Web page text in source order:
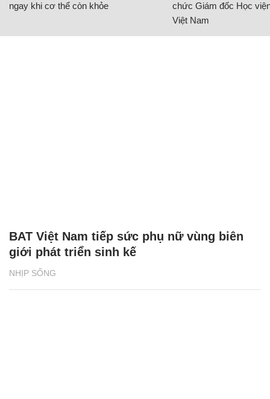
ngay khi cơ thể còn khỏe
chức Giám đốc Học
Việt Nam
NHỊP SỐNG
BAT Việt Nam tiếp sức phụ nữ vùng biên
giới phát triển sinh kế